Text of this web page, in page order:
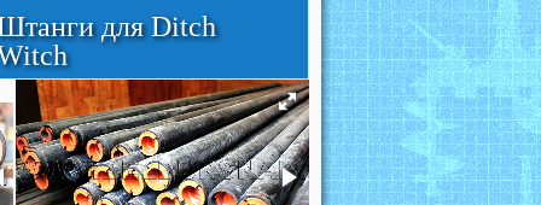
для Ditch